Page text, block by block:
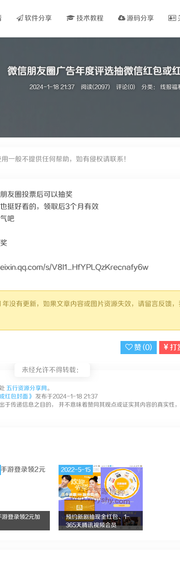
软件分享 技术教程 源码分享
微信朋友圈广告年度评选抽微信红包或
2024-1-18 21:37 阅读(2097) 评论(0) 分类：线报福
一般不提供任何帮助，如有侵权请联系！
友圈投票后可以抽奖
挺好看的，领取后3个月有效
吧
s/V8l1_HfYPLQzKrecnafy6w
没有更新，如果文章内容或图片资源失效，请留言反馈，
赞 (0) 打
未经允许不得转载：
五行资源分享网。
红包封面》 发布于2024-1-18 21:37
于传递信息之目的， 并不意味着赞同其观点或证实其内容的真实性
游登录领2元加
预约新剧抽现金红包、1-
365天腾讯视频会员
2022-5-15